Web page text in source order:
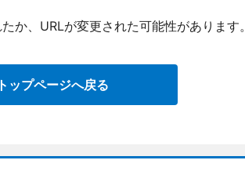
か、URLが変更された可能性があります。
ップページへ戻る